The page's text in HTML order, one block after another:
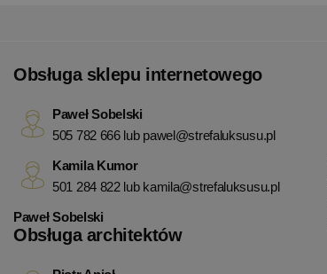
Obsługa sklepu internetowego
Paweł Sobelski
505 782 666 lub pawel@strefaluksusu.pl
Kamila Kumor
501 284 822 lub kamila@strefaluksusu.pl
Paweł Sobelski
Obsługa architektów